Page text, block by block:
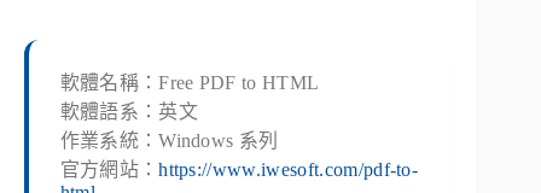
軟體名稱：Free PDF to HTML
軟體語系：英文
作業系統：Windows 系列
官方網站：https://www.iwesoft.com/pdf-to-